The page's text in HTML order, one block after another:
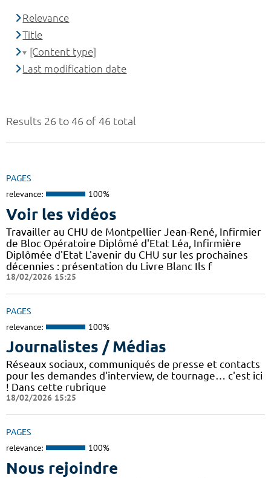
Results 26 to 46 of 46 total
PAGES
relevance: 100%
Voir les vidéos
Travailler au CHU de Montpellier Jean-René, Infirmier
de Bloc Opératoire Diplômé d'Etat Léa, Infirmière
Diplômée d'Etat L'avenir du CHU sur les prochaines
décennies : présentation du Livre Blanc Ils f
18/02/2026 15:25
PAGES
relevance: 100%
Journalistes / Médias
Réseaux sociaux, communiqués de presse et contacts
pour les demandes d'interview, de tournage… c'est ici
! Dans cette rubrique
18/02/2026 15:25
PAGES
relevance: 100%
Nous rejoindre
Relevance
Title
[Content type]
Last modification date